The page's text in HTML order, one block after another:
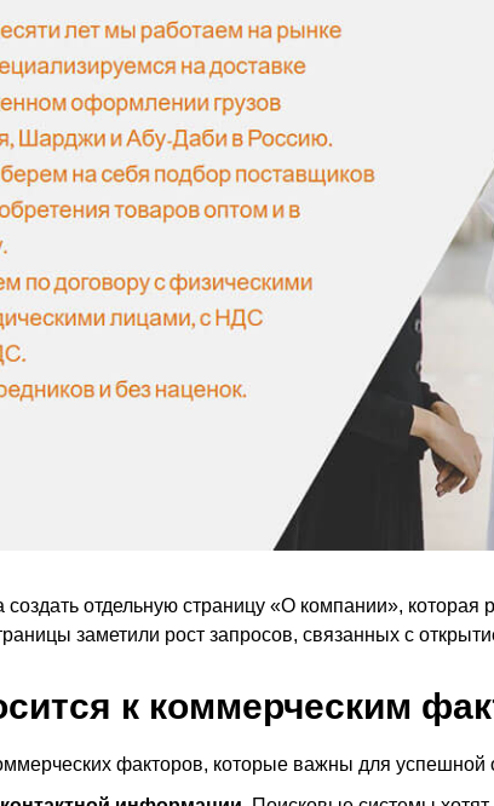
создать отдельную страницу «О компании»,
заметили рост запросов, связанных с
к коммерческим
факторов, которые важны для успешной